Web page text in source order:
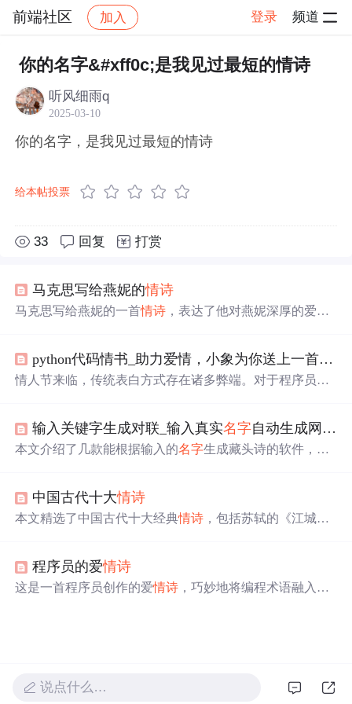
前端社区 加入 登录 频道
社区 前端社区 感慨 帖子详情
你的名字&#xff0c;是我见过最短的情诗
听风细雨q
2025-03-10
你的名字，是我见过最短的情诗
给本帖投票
33 回复 打赏
马克思写给燕妮的情诗
马克思写给燕妮的一首情诗 ，表达了他对燕妮深厚的爱情
渴望让全世界都知道这个名字就是爱情。 python代码情书_助力爱情，小象为你送上一首python写的
情人节来临，传统表白方式存在诸多弊端。对于程序员而
彰显内心，提升表白格调。
输入关键字生成对联_输入真实名字自动生成网名，
本文介绍了几款能根据输入的名字生成藏头诗的软件，包
定制诗歌。
中国古代十大情诗
本文精选了中国古代十大经典情诗 ，包括苏轼的《江城
程序员的爱情诗
这是一首程序员创作的爱情诗 ，巧妙地将编程术语融入诗
说点什么…